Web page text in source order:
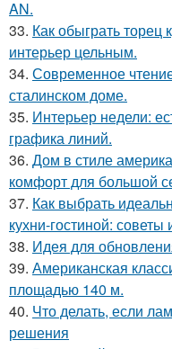
AN.
33. Как обыграть торец
интерьер цельным.
34. Современное
сталинском доме.
35. Интерьер недели:
графика линий.
36. Дом в стиле
комфорт для большой
37. Как выбрать
кухни-гостиной:
38. Идея для
39. Американская
площадью 140 м.
40. Что делать, если
решения